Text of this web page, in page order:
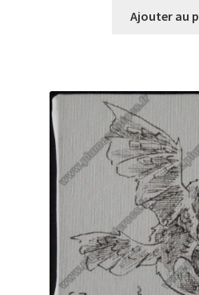
Ajouter au